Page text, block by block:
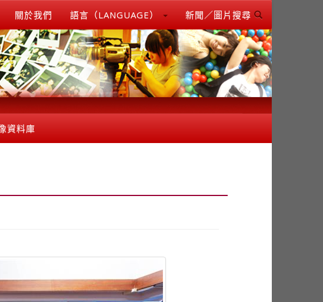
關於我們 語言（LANGUAGE） 新聞／圖片搜尋
資料庫